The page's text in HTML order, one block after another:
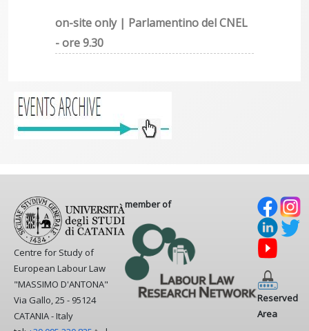
on-site only | Parlamentino del CNEL
- ore 9.30
Centre for Study of
European Labour Law
"MASSIMO D'ANTONA"
Via Gallo, 25 - 95124
CATANIA - Italy
member of
Reserved
Area